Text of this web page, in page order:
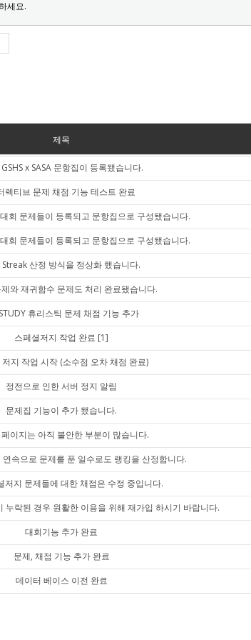
세요.
제목
x SASA 문항집이 등록됐습니다.
렉티브 문제 채점 기능 테스트 완료
회 문제들이 등록되고 문항집으로 구성됐습니다.
회 문제들이 등록되고 문항집으로 구성됐습니다.
Streak 산정 방식을 정상화 했습니다.
와 재귀함수 문제도 처리 완료됐습니다.
휴리스틱 문제 채점 기능 추가
스페셜저지 작업 완료 [1]
저지 작업 시작 (소수점 오차 채점 완료)
정전으로 인한 서버 정지 알림
문제집 기능이 추가 됐습니다.
이지는 아직 불안한 부분이 많습니다.
속으로 문제를 푼 일수로도 랭킹을 산정합니다.
저지 문제들에 대한 채점은 수정 중입니다.
누락된 경우 원활한 이용을 위해 재가입 하시기 바랍니다.
대회기능 추가 완료
문제, 채점 기능 추가 완료
데이터 베이스 이전 완료